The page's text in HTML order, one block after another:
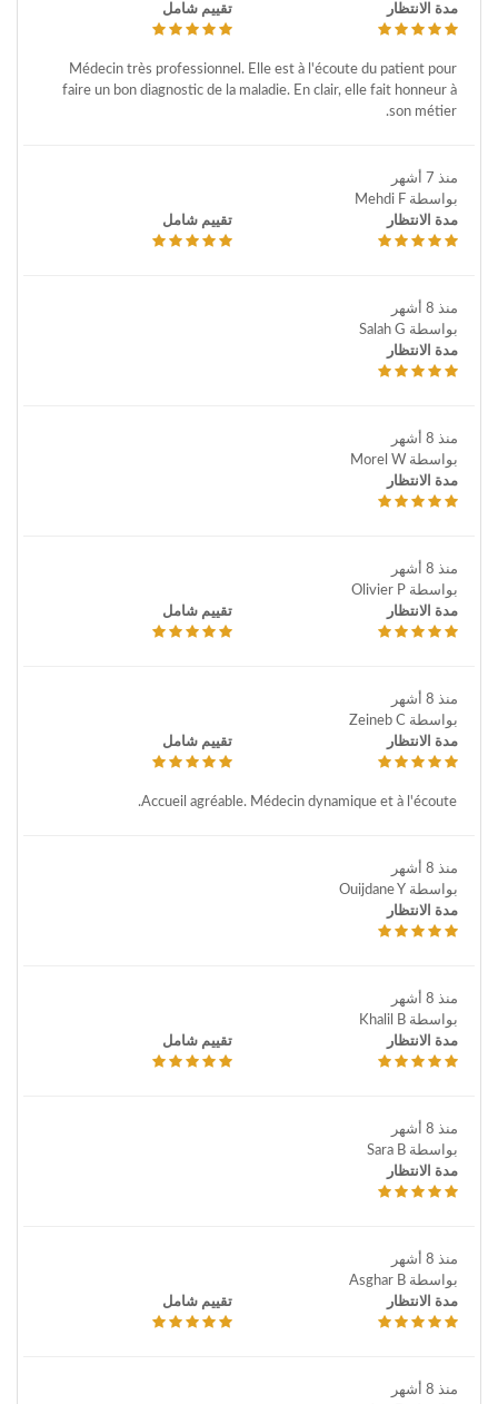
مدة الانتظار
تقييم شامل
Médecin très professionnel. Elle est à l'écoute du patient pour
faire un bon diagnostic de la maladie. En clair, elle fait honneur à
son métier.
منذ 7 أشهر
بواسطة Mehdi F
مدة الانتظار
تقييم شامل
منذ 8 أشهر
بواسطة Salah G
مدة الانتظار
منذ 8 أشهر
بواسطة Morel W
مدة الانتظار
منذ 8 أشهر
بواسطة Olivier P
مدة الانتظار
تقييم شامل
منذ 8 أشهر
بواسطة Zeineb C
مدة الانتظار
تقييم شامل
Accueil agréable. Médecin dynamique et à l'écoute.
منذ 8 أشهر
بواسطة Ouijdane Y
مدة الانتظار
منذ 8 أشهر
بواسطة Khalil B
مدة الانتظار
تقييم شامل
منذ 8 أشهر
بواسطة Sara B
مدة الانتظار
منذ 8 أشهر
بواسطة Asghar B
مدة الانتظار
تقييم شامل
منذ 8 أشهر